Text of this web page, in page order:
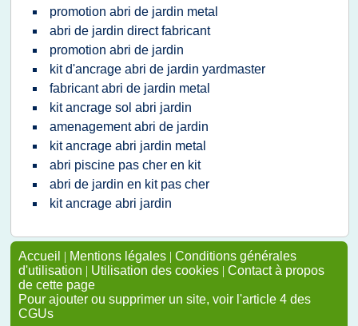
promotion abri de jardin metal
abri de jardin direct fabricant
promotion abri de jardin
kit d'ancrage abri de jardin yardmaster
fabricant abri de jardin metal
kit ancrage sol abri jardin
amenagement abri de jardin
kit ancrage abri jardin metal
abri piscine pas cher en kit
abri de jardin en kit pas cher
kit ancrage abri jardin
Accueil | Mentions légales | Conditions générales
d'utilisation | Utilisation des cookies | Contact à propos
de cette page
Pour ajouter ou supprimer un site, voir l'article 4 des
CGUs